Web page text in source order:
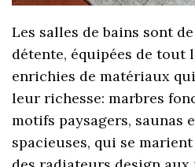
Les salles de bains sont
détente, équipées de tout
enrichies de matériaux
leur richesse: marbres
motifs paysagers, saunas
spacieuses, qui se